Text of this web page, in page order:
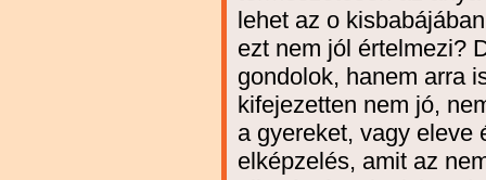
lehet az o
ezt nem jól értelmezi?
gondolok, hanem arra
kifejezetten nem jó,
a gyereket, vagy eleve
elképzelés, amit az